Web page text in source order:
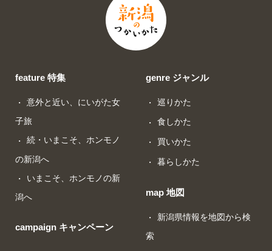
feature 特集
意外と近い、にいがた女
子旅
続・いまこそ、ホンモノ
の新潟へ
いまこそ、ホンモノの新
潟へ
campaign キャンペーン
genre ジャンル
巡りかた
食しかた
買いかた
暮らしかた
map 地図
新潟県情報を地図から検
索